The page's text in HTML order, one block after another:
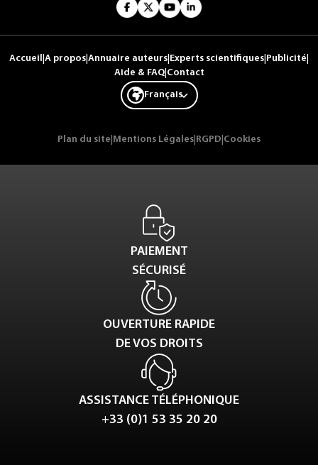
Accueil A propos Annuaire auteurs Experts scientifiques Publicité
Aide & FAQ| Contact
Français
Plan du site Mentions Légales RGPD Cookies
PAIEMENT
SÉCURISÉ
OUVERTURE RAPIDE
DE VOS DROITS
ASSISTANCE TÉLÉPHONIQUE
+33 (0)1 53 35 20 20